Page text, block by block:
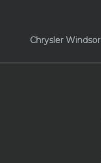
Chrysler Windsor